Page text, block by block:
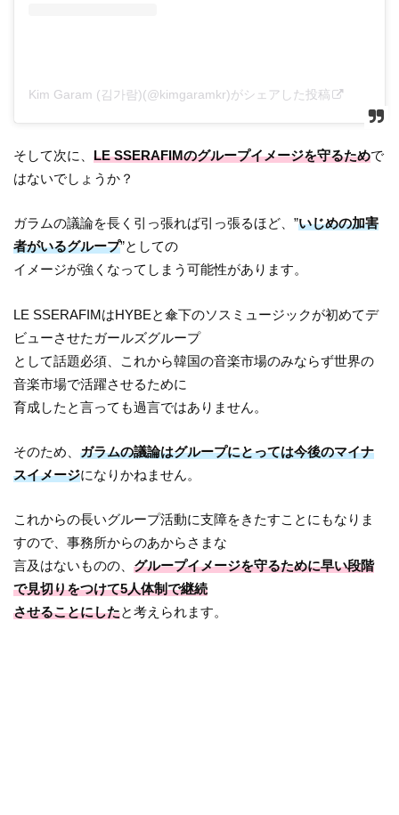
Kim Garam (김가람)(@kimgaramkr)がシェアした投稿
そして次に、LE SSERAFIMのグループイメージを守るためで
はないでしょうか？
ガラムの議論を長く引っ張れば引っ張るほど、”いじめの加害
者がいるグループ”としての
イメージが強くなってしまう可能性があります。
LE SSERAFIMはHYBEと傘下のソスミュージックが初めてデ
ビューさせたガールズグループ
として話題必須、これから韓国の音楽市場のみならず世界の
音楽市場で活躍させるために
育成したと言っても過言ではありません。
そのため、ガラムの議論はグループにとっては今後のマイナ
スイメージになりかねません。
これからの長いグループ活動に支障をきたすことにもなりま
すので、事務所からのあからさまな
言及はないものの、グループイメージを守るために早い段階
で見切りをつけて5人体制で継続
させることにしたと考えられます。